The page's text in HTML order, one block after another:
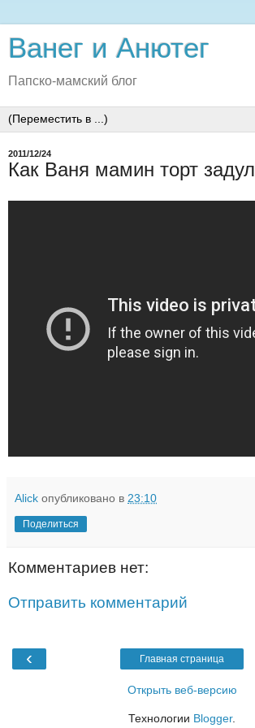
Ванег и Анютег
Папско-мамский блог
2011/12/24
Как Ваня мамин торт задул
Alick опубликовано в 23:10
Поделиться
Комментариев нет:
Отправить комментарий
‹ Главная страница
Открыть веб-версию
Технологии Blogger.